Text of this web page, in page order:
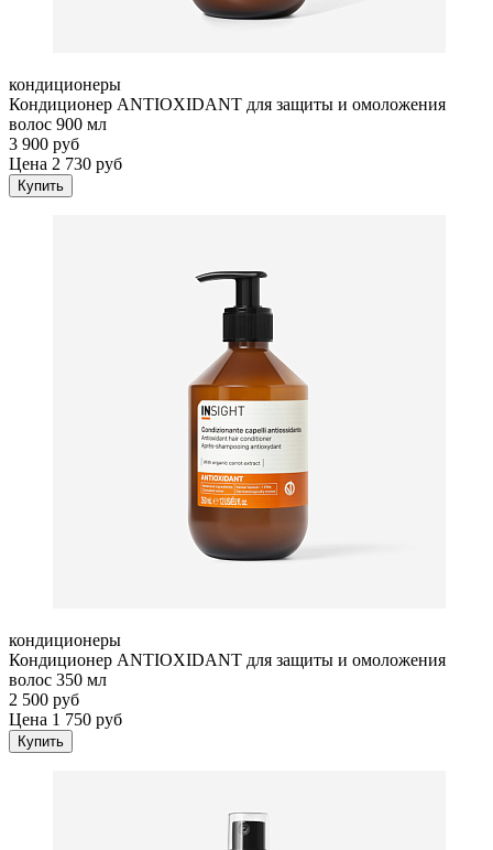
кондиционеры
Кондиционер ANTIOXIDANT для защиты и омоложения
волос 900 мл
3 900 руб
Цена 2 730 руб
Купить
кондиционеры
Кондиционер ANTIOXIDANT для защиты и омоложения
волос 350 мл
2 500 руб
Цена 1 750 руб
Купить